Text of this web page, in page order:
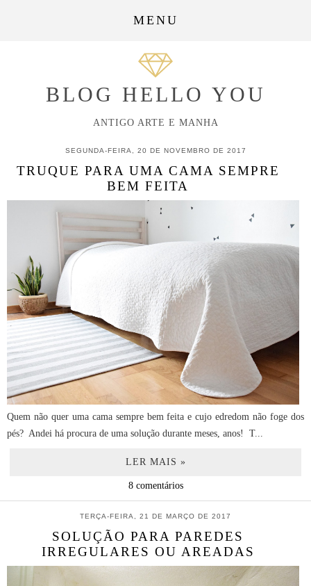
MENU
BLOG HELLO YOU
ANTIGO ARTE E MANHA
SEGUNDA-FEIRA, 20 DE NOVEMBRO DE 2017
TRUQUE PARA UMA CAMA SEMPRE
BEM FEITA
Quem não quer uma cama sempre bem feita e cujo edredom não foge dos
pés? Andei há procura de uma solução durante meses, anos! T...
LER MAIS »
8 comentários
TERÇA-FEIRA, 21 DE MARÇO DE 2017
SOLUÇÃO PARA PAREDES
IRREGULARES OU AREADAS